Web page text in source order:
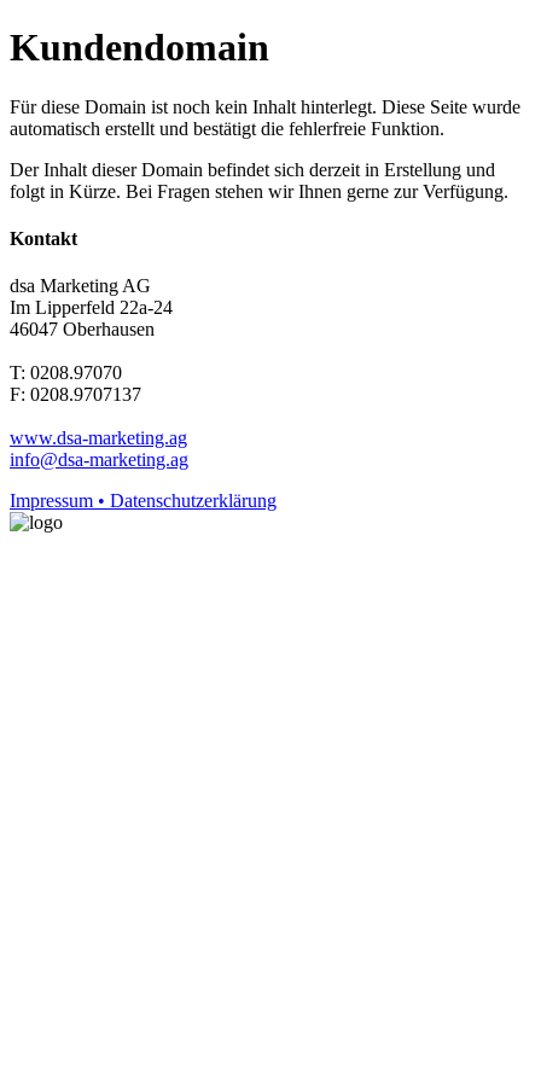
Kundendomain
Für diese Domain ist noch kein Inhalt hinterlegt. Diese Seite wurde
automatisch erstellt und bestätigt die fehlerfreie Funktion.
Der Inhalt dieser Domain befindet sich derzeit in Erstellung und
folgt in Kürze. Bei Fragen stehen wir Ihnen gerne zur Verfügung.
Kontakt
dsa Marketing AG
Im Lipperfeld 22a-24
46047 Oberhausen
T: 0208.97070
F: 0208.9707137
www.dsa-marketing.ag
info@dsa-marketing.ag
Impressum • Datenschutzerklärung